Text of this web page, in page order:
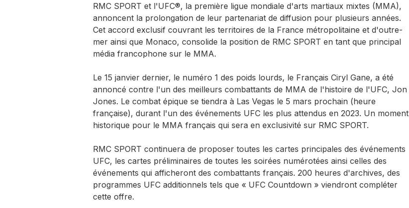
RMC SPORT et l'UFC®, la première ligue mondiale d'arts martiaux mixtes (MMA),
annoncent la prolongation de leur partenariat de diffusion pour plusieurs années.
Cet accord exclusif couvrant les territoires de la France métropolitaine et d'outre-
mer ainsi que Monaco, consolide la position de RMC SPORT en tant que principal
média francophone sur le MMA.
Le 15 janvier dernier, le numéro 1 des poids lourds, le Français Ciryl Gane, a été
annoncé contre l'un des meilleurs combattants de MMA de l'histoire de l'UFC, Jon
Jones. Le combat épique se tiendra à Las Vegas le 5 mars prochain (heure
française), durant l'un des événements UFC les plus attendus en 2023. Un moment
historique pour le MMA français qui sera en exclusivité sur RMC SPORT.
RMC SPORT continuera de proposer toutes les cartes principales des événements
UFC, les cartes préliminaires de toutes les soirées numérotées ainsi celles des
événements qui afficheront des combattants français. 200 heures d'archives, des
programmes UFC additionnels tels que « UFC Countdown » viendront compléter
cette offre.